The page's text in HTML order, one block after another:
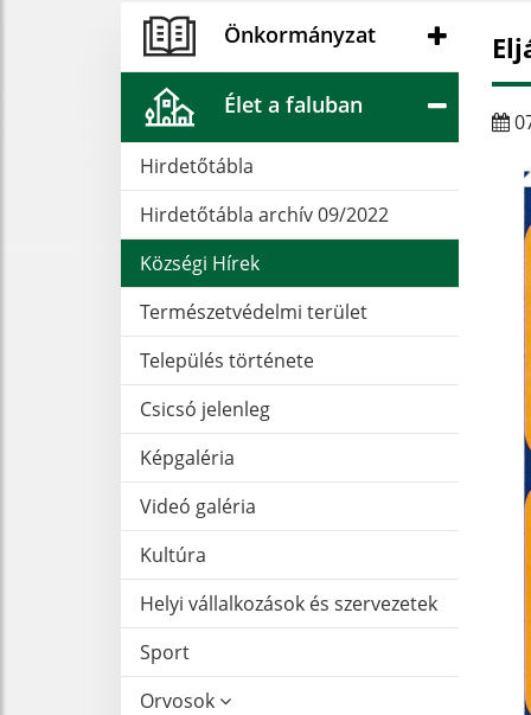
Önkormányzat
Élet a faluban
Hirdetőtábla
Hirdetőtábla archív 09/2022
Községi Hírek
Természetvédelmi terület
Település története
Csicsó jelenleg
Képgaléria
Videó galéria
Kultúra
Helyi vállalkozások és szervezetek
Sport
Orvosok